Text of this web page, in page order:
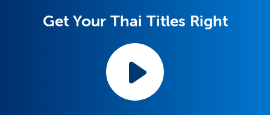
Get Your Thai Titles Right